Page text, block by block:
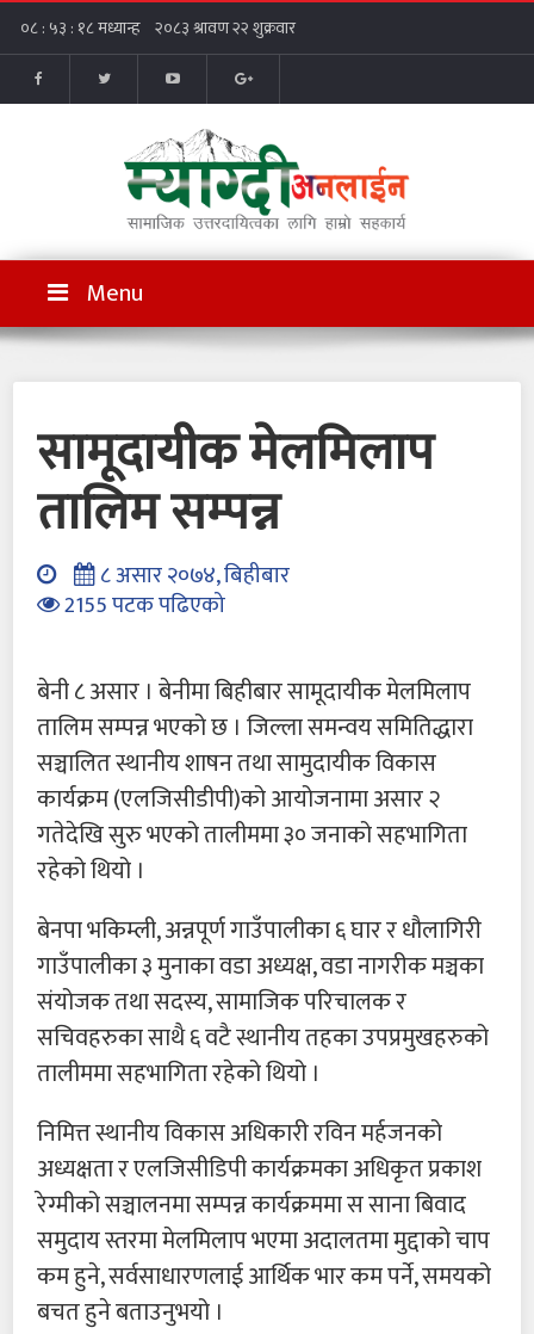
Menu
सामूदायीक मेलमिलाप
तालिम सम्पन्न
८ असार २०७४, बिहीबार
2155 पटक पढिएको
बेनी ८ असार । बेनीमा बिहीबार सामूदायीक मेलमिलाप
तालिम सम्पन्न भएको छ । जिल्ला समन्वय समितिद्धारा
सञ्चालित स्थानीय शाषन तथा सामुदायीक विकास
कार्यक्रम (एलजिसीडीपी)को आयोजनामा असार २
गतेदेखि सुरु भएको तालीममा ३० जनाको सहभागिता
रहेको थियो ।
बेनपा भकिम्ली, अन्नपूर्ण गाउँपालीका ६ घार र धौलागिरी
गाउँपालीका ३ मुनाका वडा अध्यक्ष, वडा नागरीक मञ्चका
संयोजक तथा सदस्य, सामाजिक परिचालक र
सचिवहरुका साथै ६ वटै स्थानीय तहका उपप्रमुखहरुको
तालीममा सहभागिता रहेको थियो ।
निमित्त स्थानीय विकास अधिकारी रविन मर्हजनको
अध्यक्षता र एलजिसीडिपी कार्यक्रमका अधिकृत प्रकाश
रेग्मीको सञ्चालनमा सम्पन्न कार्यक्रममा स साना बिवाद
समुदाय स्तरमा मेलमिलाप भएमा अदालतमा मुद्दाको चाप
कम हुने, सर्वसाधारणलाई आर्थिक भार कम पर्ने, समयको
बचत हुने बताउनुभयो ।